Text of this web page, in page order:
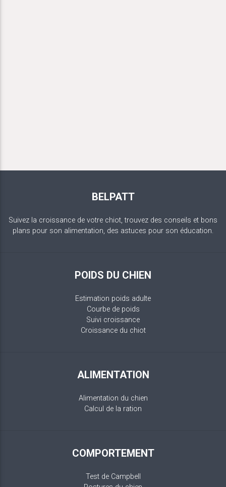
BELPATT
Suivez la croissance de votre chiot, trouvez des conseils et bons
plans pour son alimentation, des astuces pour son éducation.
POIDS DU CHIEN
Estimation poids adulte
Courbe de poids
Suivi croissance
Croissance du chiot
ALIMENTATION
Alimentation du chien
Calcul de la ration
COMPORTEMENT
Test de Campbell